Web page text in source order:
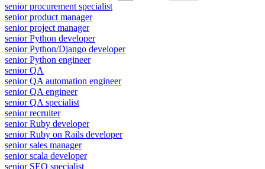
senior procurement specialist
senior product manager
senior project manager
senior Python developer
senior Python/Django developer
senior Python engineer
senior QA
senior QA automation engineer
senior QA engineer
senior QA specialist
senior recruiter
senior Ruby developer
senior Ruby on Rails developer
senior sales manager
senior scala developer
senior SEO specialist